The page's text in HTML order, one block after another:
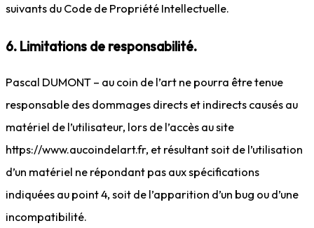
suivants du Code de Propriété Intellectuelle.
6. Limitations de responsabilité.
Pascal DUMONT – au coin de l’art ne pourra être tenue
responsable des dommages directs et indirects causés au
matériel de l’utilisateur, lors de l’accès au site
https://www.aucoindelart.fr, et résultant soit de l’utilisation
d’un matériel ne répondant pas aux spécifications
indiquées au point 4, soit de l’apparition d’un bug ou d’une
incompatibilité.